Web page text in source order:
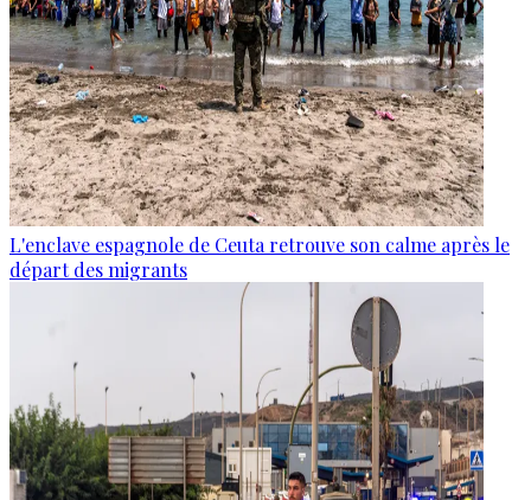
L'enclave espagnole de Ceuta retrouve son calme après le
départ des migrants